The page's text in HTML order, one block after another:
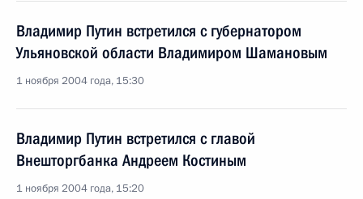
Владимир Путин встретился с губернатором
Ульяновской области Владимиром Шамановым
1 ноября 2004 года, 15:30
Владимир Путин встретился с главой
Внешторгбанка Андреем Костиным
1 ноября 2004 года, 15:20